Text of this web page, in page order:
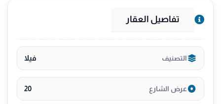
تفاصيل العقار
التصنيف فيلا
عرض الشارع 20